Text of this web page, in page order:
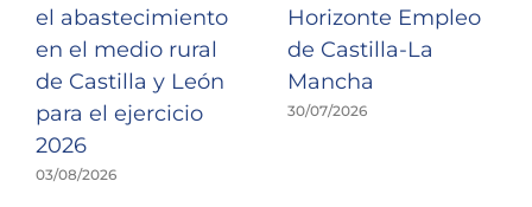
el abastecimiento
en el medio rural
de Castilla y León
para el ejercicio
2026
03/08/2026
Horizonte Empleo
de Castilla-La
Mancha
30/07/2026